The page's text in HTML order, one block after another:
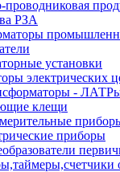
проводниковая
РЗА
установки
электрических
-
клещи
приборы